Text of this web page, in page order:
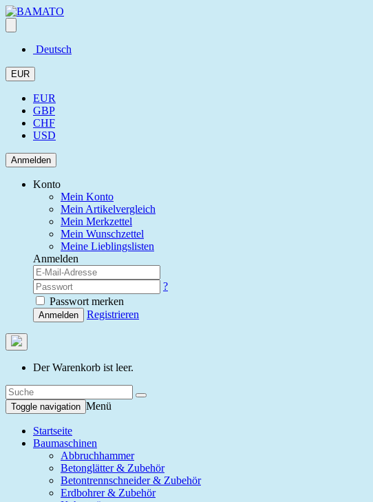
Deutsch
EUR
EUR
GBP
CHF
USD
Anmelden
Konto
Mein Konto
Mein Artikelvergleich
Mein Merkzettel
Mein Wunschzettel
Meine Lieblingslisten
Anmelden
?
Passwort merken
Anmelden Registrieren
Der Warenkorb ist leer.
Toggle navigation Menü
Startseite
Baumaschinen
Abbruchhammer
Betonglätter & Zubehör
Betontrennschneider & Zubehör
Erdbohrer & Zubehör